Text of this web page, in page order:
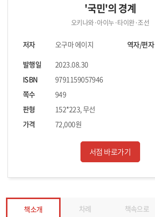
'국민'의 경계
오키나와·아이누·타이완·조선
저자 오구마 에이지 역자/편자
발행일
2023.08.30
ISBN
9791159057946
쪽수
949
판형
152*223, 무선
가격
72,000원
서점 바로가기
책소개 차례 책속으로